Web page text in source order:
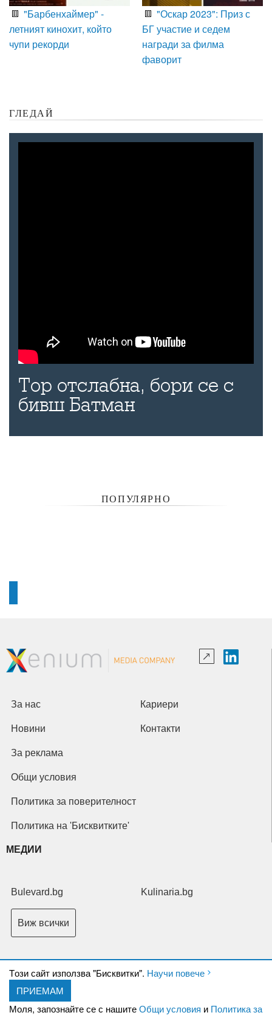
"Барбенхаймер" -
летният кинохит, който
чупи рекорди
"Оскар 2023": Приз с
БГ участие и седем
награди за филма
фаворит
ГЛЕДАЙ
Тор отслабна, бори се с
бивш Батман
ПОПУЛЯРНО
Tози сайт използва "Бисквитки". Научи повече
ПРИЕМАМ
Моля, запознайте се с нашитеОбщи условия и Политика за
За нас Кариери
Новини Контакти
За реклама
Общи условия
Политика за поверителност
Политика на 'Бисквитките'
МЕДИИ
Bulevard.bg Kulinaria.bg
Виж всички
Copyright © 2026 Ксениум ООД. Всички права запазени.
XeniumCompany.com